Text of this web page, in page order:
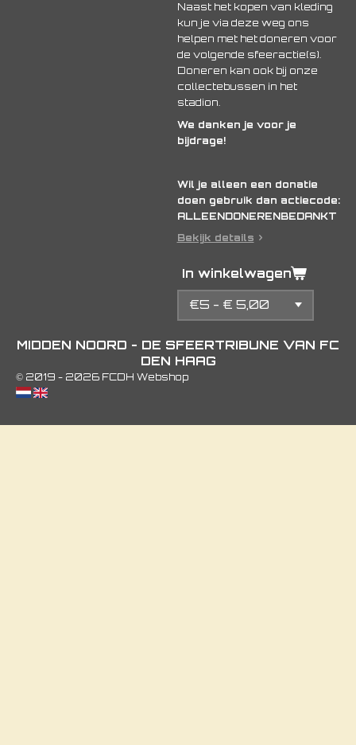
Naast het kopen van kleding
kun je via deze weg ons
helpen met het doneren voor
de volgende sfeeractie(s).
Doneren kan ook bij onze
collectebussen in het
stadion.
We danken je voor je
bijdrage!
Wil je alleen een donatie
doen gebruik dan actiecode:
ALLEENDONERENBEDANKT
Bekijk details
In winkelwagen
MIDDEN NOORD - DE SFEERTRIBUNE VAN FC
DEN HAAG
© 2019 - 2026 FCDH Webshop